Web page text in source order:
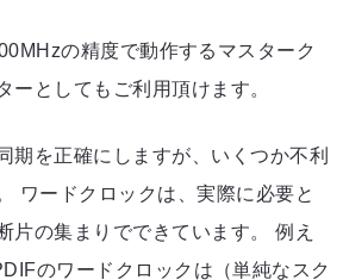
の精度で動作するマスターク
ーとしてもご利用頂けます。
期を正確にしますが、いくつか不利
ワードクロックは、実際に必要と
片の集まりでできています。 例え
のワードクロックは（単純なスク